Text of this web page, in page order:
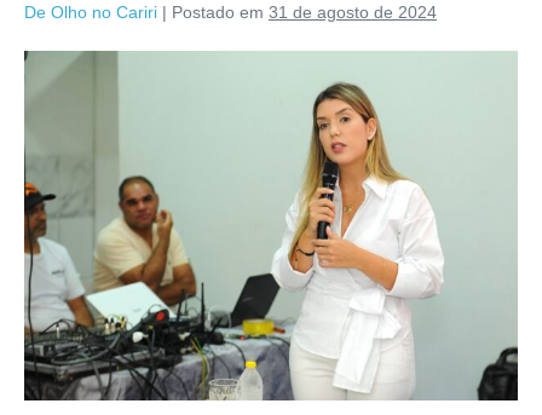
De Olho no Cariri | Postado em 31 de agosto de 2024